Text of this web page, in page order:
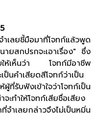
เลยชี้มือมาที่โจทก์แล้วพูด
ายสกปรกจะเอาเรื่อง" ซึ่ง
บให้เห็นว่า โจทก์มีอาชีพ
ป็นคำเสียดสีโจทก์ว่าเป็น
รับฟังเข้าใจว่าโจทก์เป็น
ะทำให้โจทก์เสียชื่อเสียง
ำเลยกล่าวจึงไม่เป็นหมิ่น